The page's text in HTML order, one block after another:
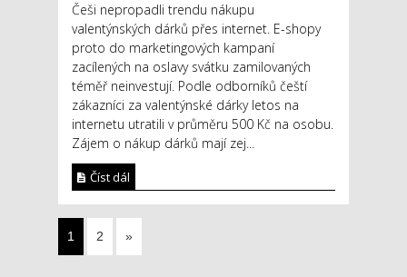
Češi nepropadli trendu nákupu
valentýnských dárků přes internet. E-shopy
proto do marketingových kampaní
zacílených na oslavy svátku zamilovaných
téměř neinvestují. Podle odborníků čeští
zákazníci za valentýnské dárky letos na
internetu utratili v průměru 500 Kč na osobu.
Zájem o nákup dárků mají zej...
Číst dál
1 2 »